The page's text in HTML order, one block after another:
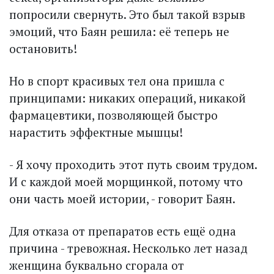
попросили свернуть. Это был такой взрыв
эмоций, что Баян решила: её теперь не
остановить!
Но в спорт красивых тел она пришла с
принципами: никаких операций, никакой
фармацевтики, позволяющей быстро
нарастить эффектные мышцы!
- Я хочу проходить этот путь своим трудом.
И с каждой моей морщинкой, потому что
они часть моей истории, - говорит Баян.
Для отказа от препаратов есть ещё одна
причина - тревожная. Несколько лет назад
женщина буквально сгорала от